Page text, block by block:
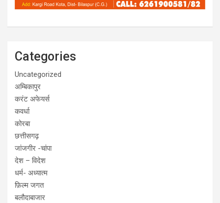
Categories
Uncategorized
अम्बिकापुर
करंट अफेयर्स
कवर्धा
कोरबा
छत्तीसगढ़
जांजगीर -चांपा
देश – विदेश
धर्म- अध्यात्म
फ़िल्म जगत
बलौदाबाजार